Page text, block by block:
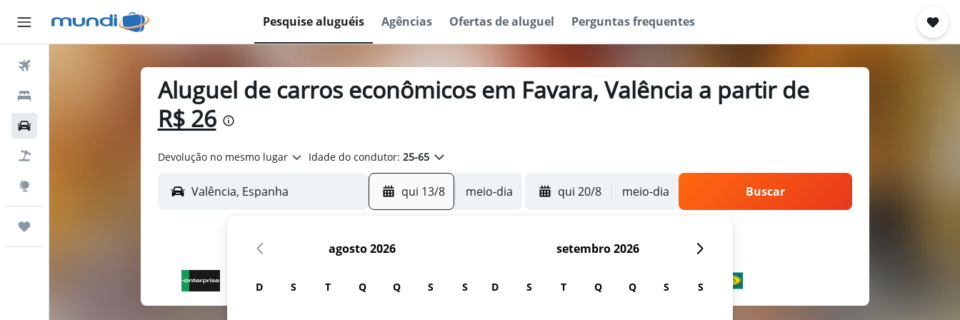
Pesquise aluguéis Agências Ofertas de aluguel Perguntas frequentes
Aluguel de carros econômicos em Favara, Valência a partir de
R$ 26
Devolução no mesmo lugar Idade do condutor: 25-65
qui 13/8 meio-dia qui 20/8 meio-dia Buscar
agosto 2026
D S T Q Q S S
setembro 2026
D S T Q Q S S